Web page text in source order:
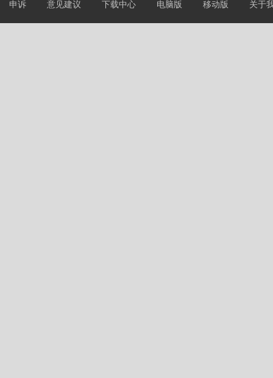
申诉 意见建议 下载中心 电脑版 移动版 关于